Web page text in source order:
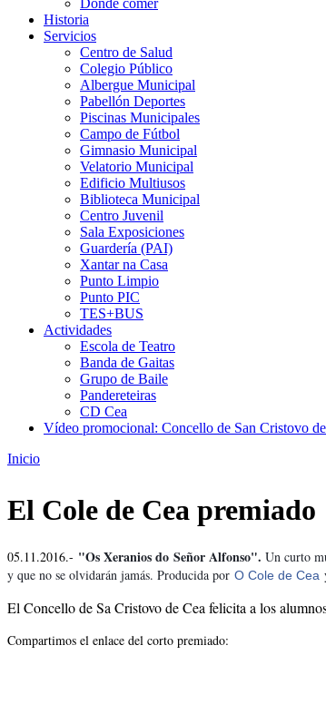
Historia
Servicios
Centro de Salud
Colegio Público
Albergue Municipal
Pabellón Deportes
Piscinas Municipales
Campo de Fútbol
Gimnasio Municipal
Velatorio Municipal
Edificio Multiusos
Biblioteca Municipal
Centro Juvenil
Sala Exposiciones
Guardería (PAI)
Xantar na Casa
Punto Limpio
Punto PIC
TES+BUS
Actividades
Escola de Teatro
Banda de Gaitas
Grupo de Baile
Pandereteiras
CD Cea
Vídeo promocional: Concello de San Cristovo
Inicio
El Cole de Cea premiado
05.11.2016.- "Os Xeranios do Señor Alfonso". Un curto
y que no se olvidarán jamás. Producida por O Cole de Cea
El Concello de Sa Cristovo de Cea felicita a los
Compartimos el enlace del corto premiado: